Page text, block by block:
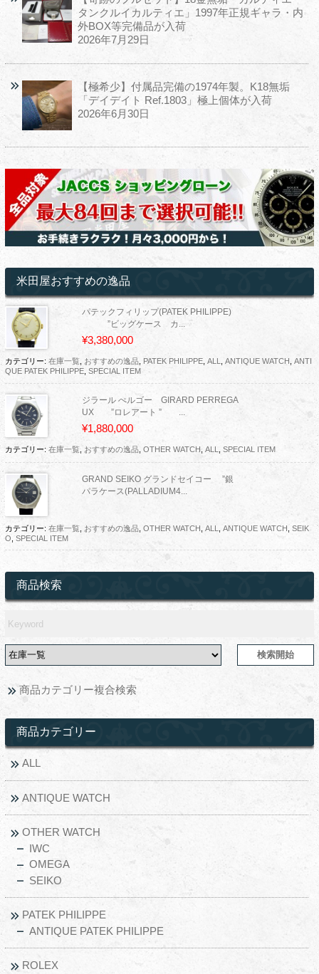
タンクルイカルティエ」1997年正規ギャラ・内
外BOX等完備品が入荷
2026年7月29日
【極希少】付属品完備の1974年製。K18無垢
「デイデイト Ref.1803」極上個体が入荷
2026年6月30日
米田屋おすすめの逸品
パテックフィリップ(PATEK PHILIPPE)
”ビッグケース カ...
¥3,380,000
カテゴリー: 在庫一覧, おすすめの逸品, PATEK PHILIPPE, ALL ANTIQUE WATCH ANTI
QUE PATEK PHILIPPE, SPECIAL ITEM
ジラール ぺルゴー GIRARD PERREGA
UX ”ロレアート ” ...
¥1,880,000
カテゴリー: 在庫一覧, おすすめの逸品, OTHER WATCH ALL SPECIAL ITEM
GRAND SEIKO グランドセイコー ”銀
パラケース(PALLADIUM4...
カテゴリー: 在庫一覧, おすすめの逸品, OTHER WATCH ALL ANTIQUE WATCH SEIK
O SPECIAL ITEM
商品検索
商品カテゴリー複合検索
商品カテゴリー
ALL
ANTIQUE WATCH
OTHER WATCH
IWC
OMEGA
SEIKO
PATEK PHILIPPE
ANTIQUE PATEK PHILIPPE
ROLEX